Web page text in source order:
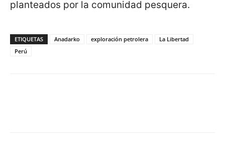
planteados por la comunidad pesquera.
ETIQUETAS Anadarko exploración petrolera
La Libertad
Perú